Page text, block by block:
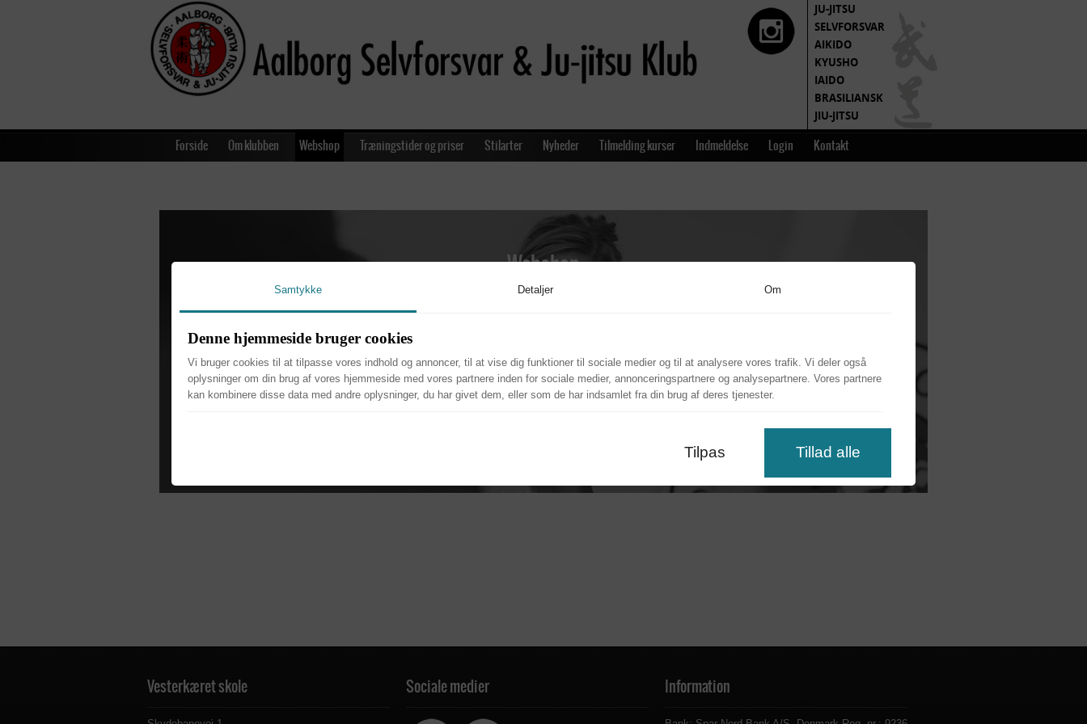
JU-JITSU
SELVFORSVAR
AIKIDO
KYUSHO
IAIDO
BRASILIANSK
JIU-JITSU
MOTIONSRUM
Forside Om klubben Webshop Træningstider og priser Stilarter Nyheder Tilmelding kurser Indmeldelse Login Kontakt
Webshop
Klubben samarbejder med FastForward om levering af klubtøj med logo og broderi - bestil tøjet og det sendes direkte til dig.
Aalborg selvforsvar Webshop
Vesterkæret skole Sociale medier Information
Samtykke Detaljer Om
Denne hjemmeside bruger cookies
Vi bruger cookies til at tilpasse vores indhold og annoncer, til at vise dig funktioner til sociale medier og til at analysere vores trafik. Vi deler også
oplysninger om din brug af vores hjemmeside med vores partnere inden for sociale medier, annonceringspartnere og analysepartnere. Vores partnere
kan kombinere disse data med andre oplysninger, du har givet dem, eller som de har indsamlet fra din brug af deres tjenester.
Tilpas Tillad alle